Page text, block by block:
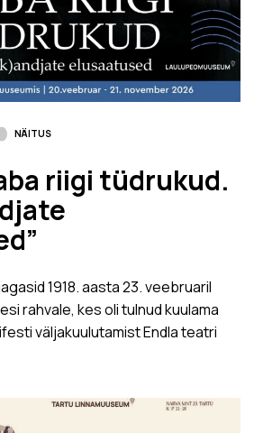
NÄITUS
riigi tüdrukud.
1918. aasta 23. veebruaril
rahvale, kes oli tulnud kuulama
väljakuulutamist Endla teatri